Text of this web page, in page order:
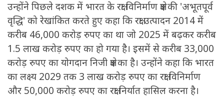
उन्होंने पिछले दशक में भारत के रक्षा विनिर्माण क्षेत्र की 'अभूतपूर्व
वृद्धि' को रेखांकित करते हुए कहा कि रक्षा उत्पादन 2014 में
करीब 46,000 करोड़ रुपए का था जो 2025 में बढ़‌कर करीब
1.5 लाख करोड़ रुपए का हो गया है। इसमें से करीब 33,000
करोड़ रुपए का योगदान निजी क्षेत्र का है। उन्होंने कहा कि भारत
का लक्ष्य 2029 तक 3 लाख करोड़ रुपए का रक्षा विनिर्माण
और 50,000 करोड़ रुपए का रक्षा निर्यात हासिल करना है।